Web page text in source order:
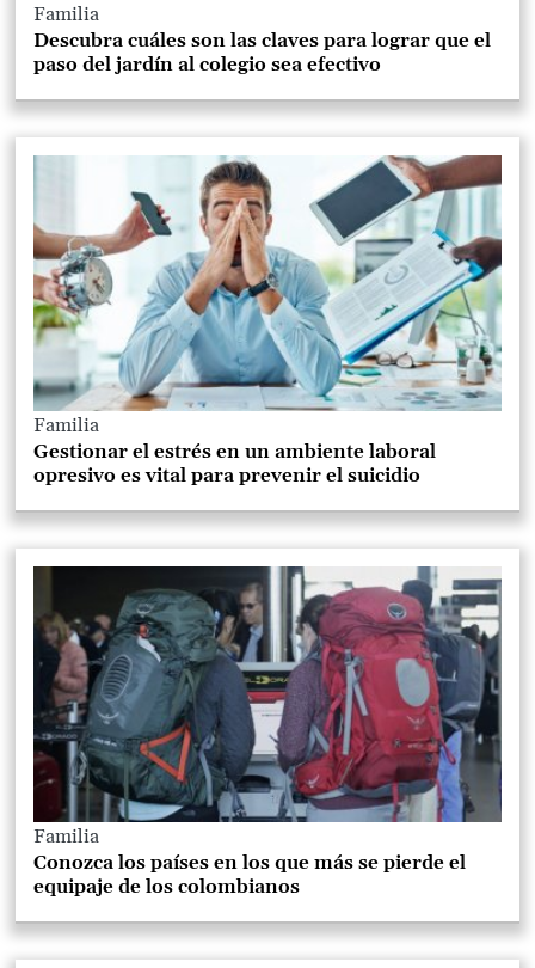
Familia
Descubra cuáles son las claves para lograr que el
paso del jardín al colegio sea efectivo
Familia
Gestionar el estrés en un ambiente laboral
opresivo es vital para prevenir el suicidio
Familia
Conozca los países en los que más se pierde el
equipaje de los colombianos